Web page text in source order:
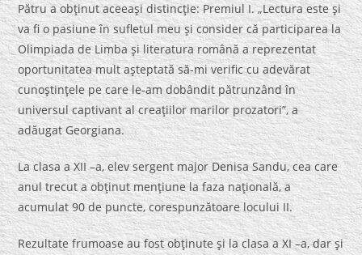
Pătru a obţinut aceeaşi distincţie: Premiul I. „Lectura este şi
va fi o pasiune în sufletul meu şi consider că participarea la
Olimpiada de Limba şi literatura română a reprezentat
oportunitatea mult aşteptată să-mi verific cu adevărat
cunoştinţele pe care le-am dobândit pătrunzând în
universul captivant al creaţiilor marilor prozatori”, a
adăugat Georgiana.
La clasa a XII –a, elev sergent major Denisa Sandu, cea care
anul trecut a obţinut menţiune la faza naţională, a
acumulat 90 de puncte, corespunzătoare locului II.
Rezultate frumoase au fost obţinute şi la clasa a XI –a, dar şi